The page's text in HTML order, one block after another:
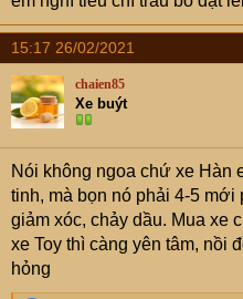
15:17 26/02/2021
chaien85
Xe buýt
Nói không ngoa chứ xe Hàn
tinh, mà bọn nó phải 4-5
giảm xóc, chảy dầu. Mua xe
xe Toy thì càng yên tâm, nồi
hỏng